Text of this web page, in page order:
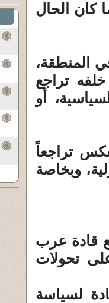
كان الحال
المنطقة،
تراجع
أو
تراجعاً
وبخاصة
قادة عرب
تحولات
لسياسة